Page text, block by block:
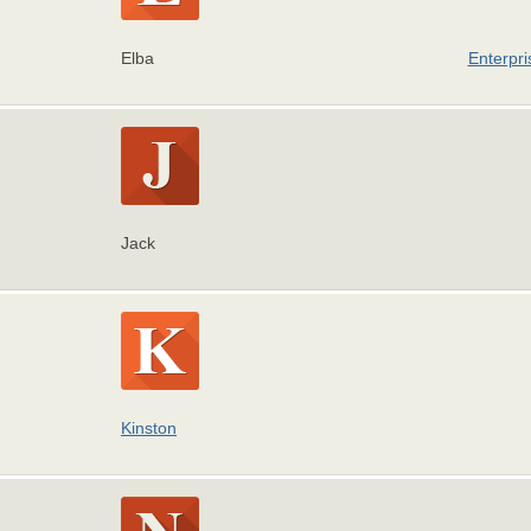
Elba
Jack
Kinston